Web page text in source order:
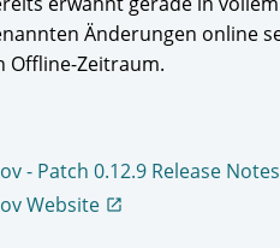
Änderungen online
Offline-Zeitraum.
- Patch 0.12.9 Release Notes
Website open_in_new